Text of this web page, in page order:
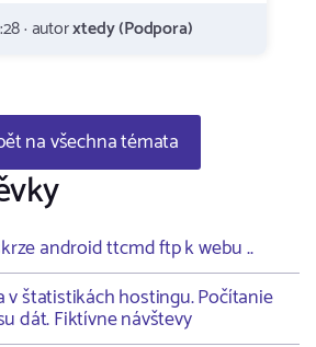
· autorxtedy (Podpora)
na všechna témata
android ttcmd ftp k webu ..
v štatistikách hostingu. Počítanie
dát. Fiktívne návštevy